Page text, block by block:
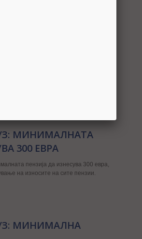
ПРАТЕНИЦИТЕ ДА
РАСПУШТАЊЕ НА
седница пратениците да
со што ќе се создадат
избори.
МИНИМАЛНАТА
300 ЕВРА
пензија да изнесува 300 евра,
на износите на сите пензии.
МИНИМАЛНА